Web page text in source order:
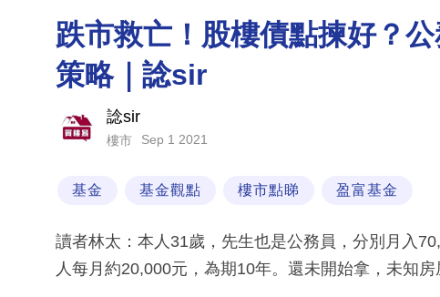
跌市救亡！股樓債點揀好？
策略｜諗sir
諗sir
樓市 Sep 1 2021
基金 基金觀點 樓市點睇 盈富基金
讀者林太：本人31歲，先生也是公務員，分別月入
人每月約20,000元，為期10年。還未開始拿，未知